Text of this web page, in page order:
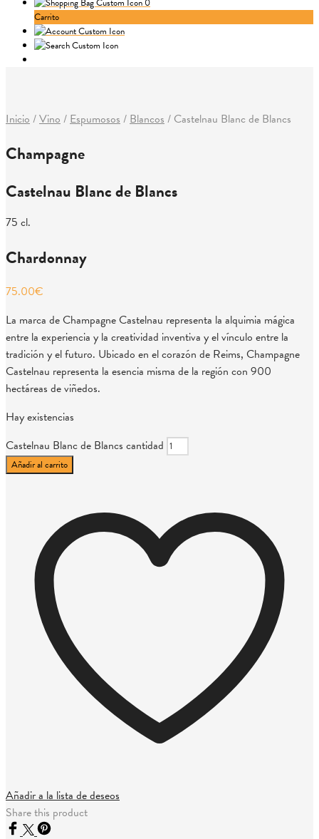
Carrito
Inicio /Vino / Espumosos / Blancos / Castelnau Blanc de Blancs
Champagne
Castelnau Blanc de Blancs
75 cl.
Chardonnay
75.00€
La marca de Champagne Castelnau representa la alquimia mágica
entre la experiencia y la creatividad inventiva y el vínculo entre la
tradición y el futuro. Ubicado en el corazón de Reims, Champagne
Castelnau representa la esencia misma de la región con 900
hectáreas de viñedos.
Hay existencias
Castelnau Blanc de Blancs cantidad
Añadir al carrito
Añadir a la lista de deseos
Share this product